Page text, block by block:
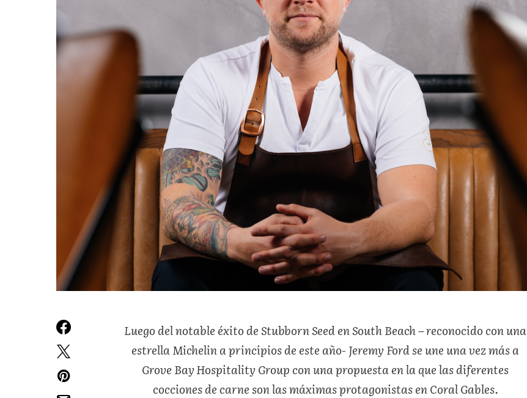
Luego del notable éxito de Stubborn Seed en South Beach – reconocido con una
estrella Michelin a principios de este año- Jeremy Ford se une una vez más a
Grove BayHospitality Group con una propuesta en la que las diferentes
cocciones de carne son lasmáximas protagonistas en Coral Gables.